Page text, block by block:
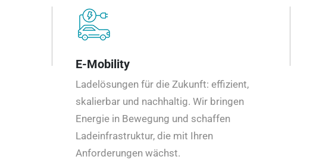
E-Mobility
Ladelösungen für die Zukunft: effizient,
skalierbar und nachhaltig. Wir bringen
Energie in Bewegung und schaffen
Ladeinfrastruktur, die mit Ihren
Anforderungen wächst.